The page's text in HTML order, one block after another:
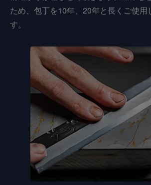
ため、包丁を10年、20年と長くご使用
す。